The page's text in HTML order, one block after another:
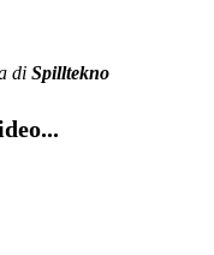
di Spilltekno